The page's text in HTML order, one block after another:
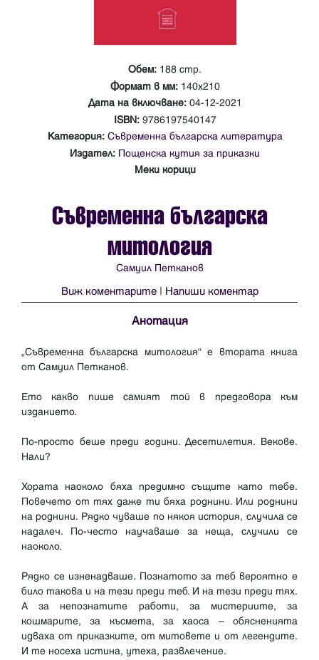
Обем: 188 стр.
Формат в мм: 140х210
Дата на включване: 04-12-2021
ISBN: 9786197540147
Категория: Съвременна българска литература
Издател: Пощенска кутия за приказки
Меки корици
Съвременна българска
митология
Самуил Петканов
Виж коментарите | Напиши коментар
Анотация
„Съвременна българска митология“ е втората книга
от Самуил Петканов.
Ето какво пише самият той в предговора към
изданието.
По-просто беше преди години. Десетилетия. Векове.
Нали?
Хората наоколо бяха предимно същите като тебе.
Повечето от тях даже ти бяха роднини. Или роднини
на роднини. Рядко чуваше по някоя история, случила се
надалеч. По-често научаваше за неща, случили се
наоколо.
Рядко се изненадваше. Познатото за теб вероятно е
било такова и на тези преди теб. И на тези преди тях.
А за непознатите работи, за мистериите, за
кошмарите, за късмета, за хаоса – обясненията
идваха от приказките, от митовете и от легендите.
И те носеха истина, утеха, развлечение.